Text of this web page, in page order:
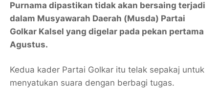
Purnama dipastikan tidak akan bersaing terjadi
dalam Musyawarah Daerah (Musda) Partai
Golkar Kalsel yang digelar pada pekan pertama
Agustus.
Kedua kader Partai Golkar itu telak sepakaj untuk
menyatukan suara dengan berbagi tugas.